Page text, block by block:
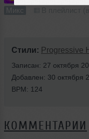
Микс
Стили: Progressive
Записан: 27 октября
Добавлен: 30 октября
BPM: 124
КОММЕНТАРИИ